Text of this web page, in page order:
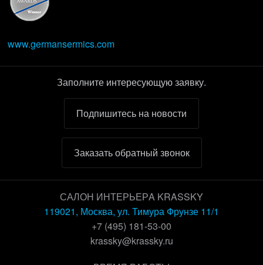
www.germansermics.com
Заполните интересующую заявку.
Подпишитесь на новости
Заказать обратный звонок
САЛОН ИНТЕРЬЕРA KRASSKY
119021, Москва, ул. Тимура Фрунзе 11/1
+7 (495) 181-53-00
krassky@krassky.ru